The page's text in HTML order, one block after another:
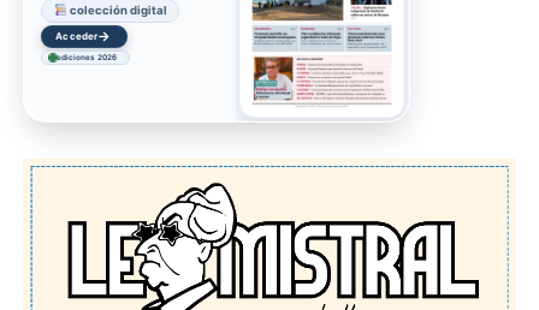
colección digital
Acceder→
ediciones 2026